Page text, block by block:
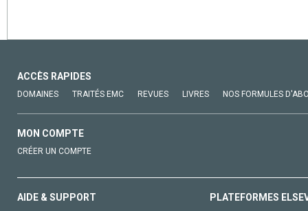
ACCÈS RAPIDES
DOMAINES TRAITÉS EMC REVUES LIVRES NOS FORMULES
MON COMPTE
CRÉER UN COMPTE
AIDE & SUPPORT PLATEFORMES